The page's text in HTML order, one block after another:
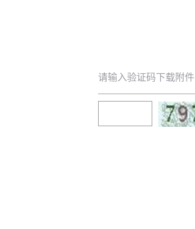
请输入验证码下载附件